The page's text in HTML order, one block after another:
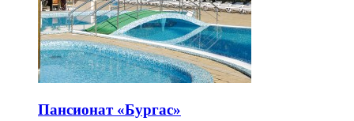
Пансионат «Бургас»